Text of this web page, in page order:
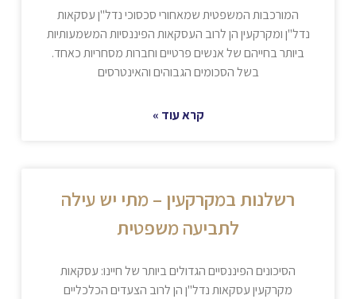
המורכבות המשפטית שמאחורי סכסוכי נדל"ן עסקאות
נדל"ן ומקרקעין הן לרוב העסקאות הפיננסיות המשמעותיות
ביותר בחייהם של אנשים פרטיים וחברות מסחריות כאחד.
בשל הסכומים הגבוהים והאינטרסים
קרא עוד »
רשלנות במקרקעין – מתי יש עילה
לתביעה משפטית
הסיכונים הפיננסיים הגדולים ביותר של חיינו: עסקאות
מקרקעין עסקאות נדל"ן הן לרוב הצעדים הכלכליים